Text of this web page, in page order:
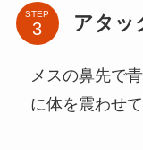
STEP アタッ
メスの鼻先で
に体を震わせ